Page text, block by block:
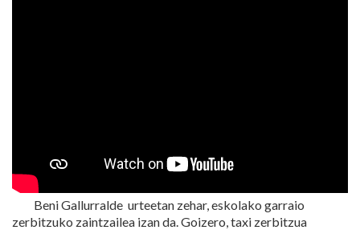
Beni Gallurralde urteetan zehar, eskolako garraio
zerbitzuko zaintzailea izan da. Goizero, taxi zerbitzua